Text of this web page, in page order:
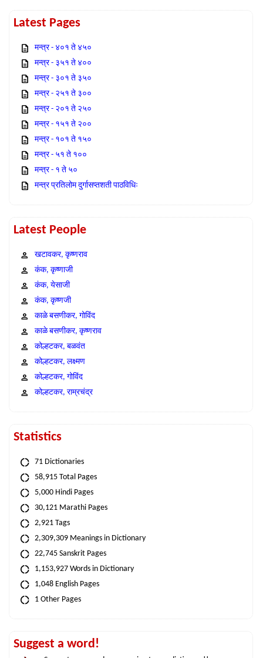
Latest Pages
मन्त्र - ४०१ ते ४५०
मन्त्र - ३५१ ते ४००
मन्त्र - ३०१ ते ३५०
मन्त्र - २५१ ते ३००
मन्त्र - २०१ ते २५०
मन्त्र - १५१ ते २००
मन्त्र - १०१ ते १५०
मन्त्र - ५१ ते १००
मन्त्र - १ ते ५०
मन्त्र प्रतिलोम दुर्गासप्तशती पाठविधिः
Latest People
खटावकर, कृष्णराव
कंक, कृष्णाजी
कंक, येसाजी
कंक, कृष्णजी
काळे बसणीकर, गोविंद
काळे बसणीकर, कृष्णराव
कोल्हटकर, बळवंत
कोल्हटकर, लक्ष्मण
कोल्हटकर, गोविंद
कोल्हटकर, राम्रचंद्र
Statistics
71 Dictionaries
58,915 Total Pages
5,000 Hindi Pages
30,121 Marathi Pages
2,921 Tags
2,309,309 Meanings in Dictionary
22,745 Sanskrit Pages
1,153,927 Words in Dictionary
1,048 English Pages
1 Other Pages
Suggest a word!